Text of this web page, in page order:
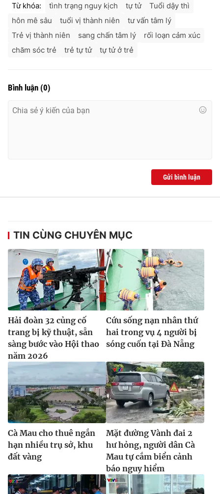
Từ khóa: tình trạng nguy kịch tự tử
Tuổi dậy thì
hôn mê sâu
tuổi vị thành niên
tư vấn tâm lý
Trẻ vị thành niên
sang chấn tâm lý
rối loạn cảm xúc
chăm sóc trẻ
trẻ tự tử tự tử ở trẻ
Bình luận (0)
Gửi bình luận
TIN CÙNG CHUYÊN MỤC
Hải đoàn 32 củng cố
trang bị kỹ thuật, sẵn
sàng bước vào Hội thao
năm 2026
Cứu sống nạn nhân thứ
hai trong vụ 4 người bị
sóng cuốn tại Đà Nẵng
Cà Mau cho thuê ngắn
hạn nhiều trụ sở, khu
đất vàng
Mặt đường Vành đai 2
hư hỏng, người dân Cà
Mau tự cắm biển cảnh
báo nguy hiểm